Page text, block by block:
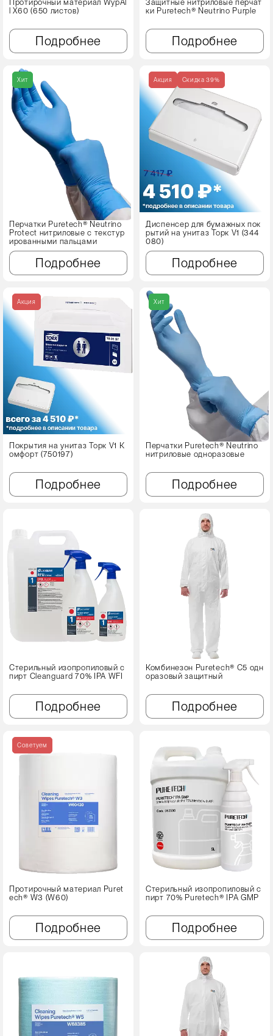
Протирочный материал WypAl
l X60 (650 листов)
Подробнее
Защитные нитриловые перчат
ки Puretech® Neutrino Purple
Подробнее
Хит
Перчатки Puretech® Neutrino
Protect нитриловые с текстур
ированными пальцами
Подробнее
Акция Cкидка 39%
Диспенсер для бумажных пок
рытий на унитаз Торк V1 (344
080)
Подробнее
Акция
Покрытия на унитаз Торк V1 К
омфорт (750197)
Подробнее
Хит
Перчатки Puretech® Neutrino
нитриловые одноразовые
Подробнее
Стерильный изопропиловый с
пирт Cleanguard 70% IPA WFI
Подробнее
Комбинезон Puretech® C5 одн
оразовый защитный
Подробнее
Советуем
Протирочный материал Puret
ech® W3 (W60)
Подробнее
Стерильный изопропиловый с
пирт 70% Puretech® IPA GMP
Подробнее